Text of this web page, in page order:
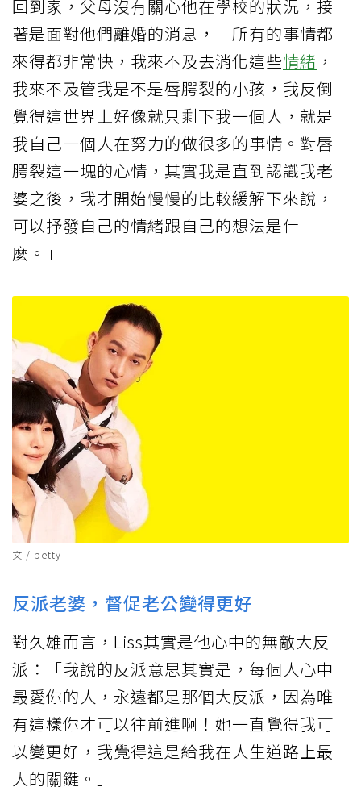
回到家，父母沒有關心他在學校的狀況，接
著是面對他們離婚的消息，「所有的事情都
來得都非常快，我來不及去消化這些情緒 ，
我來不及管我是不是唇腭裂的小孩，我反倒
覺得這世界上好像就只剩下我一個人，就是
我自己一個人在努力的做很多的事情。對唇
腭裂這一塊的心情，其實我是直到認識我老
婆之後，我才開始慢慢的比較緩解下來說，
可以抒發自己的情緒跟自己的想法是什
麼。」
文 / betty
反派老婆，督促老公變得更好
對久雄而言，Liss其實是他心中的無敵大反
派：「我說的反派意思其實是，每個人心中
最愛你的人，永遠都是那個大反派，因為唯
有這樣你才可以往前進啊！她一直覺得我可
以變更好，我覺得這是給我在人生道路上最
大的關鍵。」